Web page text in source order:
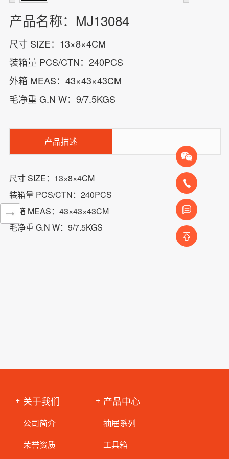
产品名称：MJ13084
尺寸 SIZE：13×8×4CM
装箱量 PCS/CTN：240PCS
外箱 MEAS：43×43×43CM
毛净重 G.N W：9/7.5KGS
产品描述
尺寸 SIZE：13×8×4CM
装箱量 PCS/CTN：240PCS
外箱 MEAS：43×43×43CM
毛净重 G.N W：9/7.5KGS
关于我们
公司简介
荣誉资质
产品中心
抽屉系列
工具箱